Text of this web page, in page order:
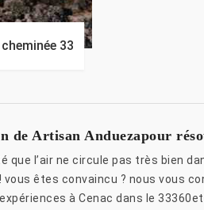
33
de Artisan Anduezapour
que l’air ne circule pas très bien
vous êtes convaincu ? nous vous
à Cenac dans le